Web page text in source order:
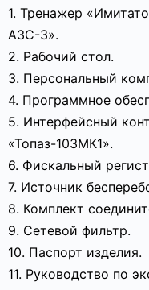
1. Тренажер
АЗС-3».
2. Рабочий стол.
3. Персональный
4. Программное
5. Интерфейсный
«Топаз-103МК1».
6. Фискальный
7. Источник
8. Комплект
9. Сетевой фильтр.
10. Паспорт изделия.
11. Руководство по